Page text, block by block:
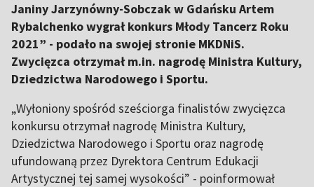
Janiny Jarzynówny-Sobczak w Gdańsku Artem
Rybalchenko wygrał konkurs Młody Tancerz Roku
2021” - podało na swojej stronie MKDNiS.
Zwycięzca otrzymał m.in. nagrodę Ministra Kultury,
Dziedzictwa Narodowego i Sportu.
„Wyłoniony spośród sześciorga finalistów zwycięzca
konkursu otrzymał nagrodę Ministra Kultury,
Dziedzictwa Narodowego i Sportu oraz nagrodę
ufundowaną przez Dyrektora Centrum Edukacji
Artystycznej tej samej wysokości” - poinformował